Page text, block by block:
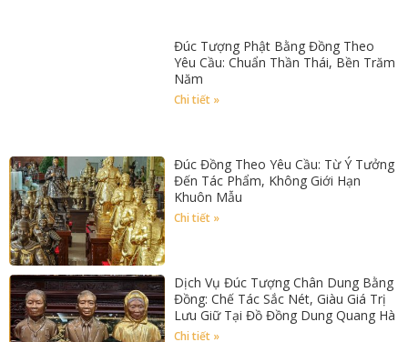
Đúc Tượng Phật Bằng Đồng Theo
Yêu Cầu: Chuẩn Thần Thái, Bền Trăm
Năm
Chi tiết »
Đúc Đồng Theo Yêu Cầu: Từ Ý Tưởng
Đến Tác Phẩm, Không Giới Hạn
Khuôn Mẫu
Chi tiết »
Dịch Vụ Đúc Tượng Chân Dung Bằng
Đồng: Chế Tác Sắc Nét, Giàu Giá Trị
Lưu Giữ Tại Đồ Đồng Dung Quang Hà
Chi tiết »